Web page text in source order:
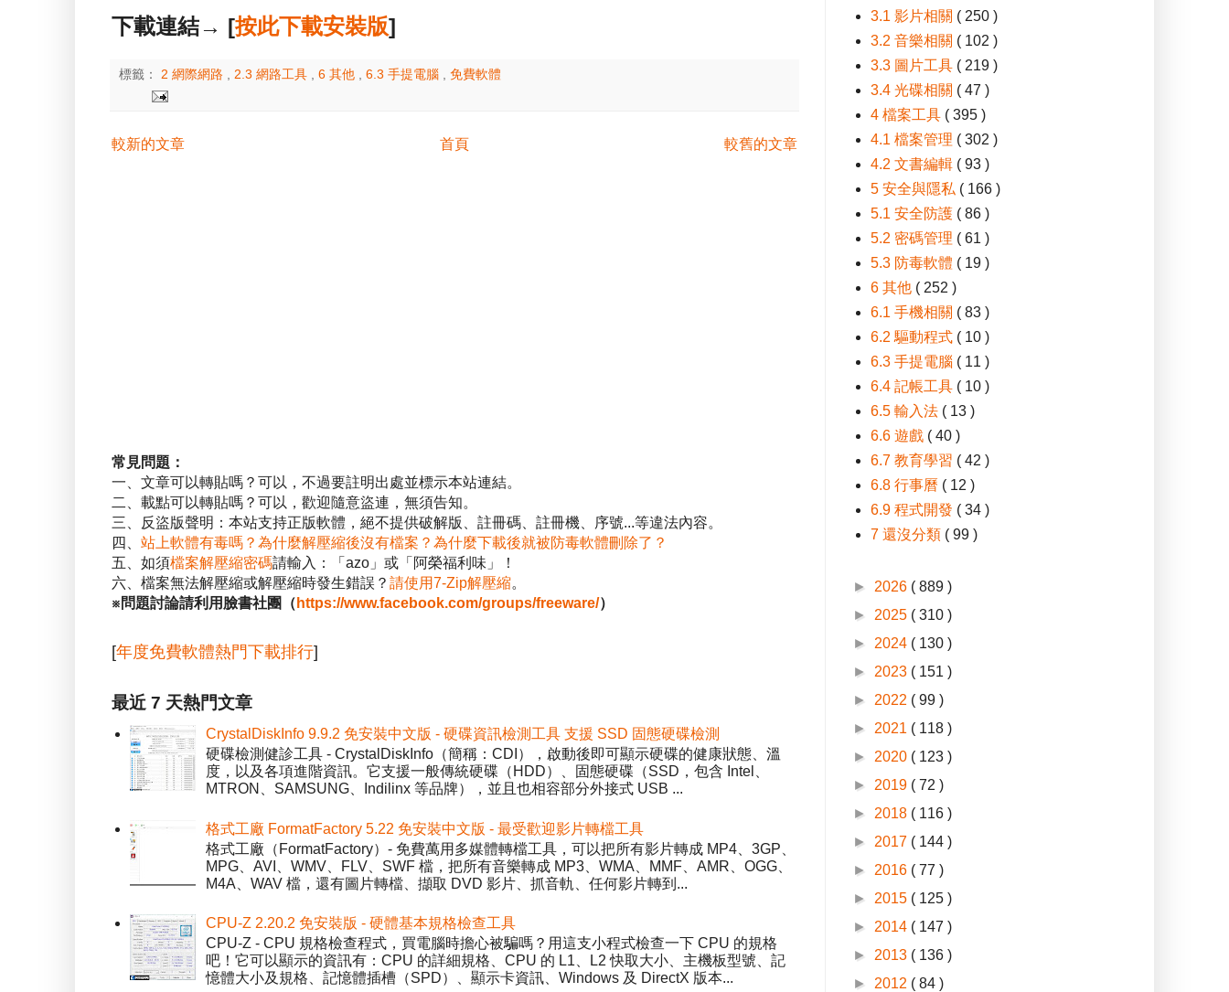
下載連結→ [按此下載安裝版]
標籤： 2 網際網路 2.3 網路工具 6 其他 6.3 手提電腦 免費軟體
較新的文章 較舊的文章
首頁
常見問題：
一、文章可以轉貼嗎？可以，不過要註明出處並標示本站連結。
二、載點可以轉貼嗎？可以，歡迎隨意盜連，無須告知。
三、反盜版聲明：本站支持正版軟體，絕不提供破解版、註冊碼、註冊機、序號...等違法內容。
四、 站上軟體有毒嗎？為什麼解壓縮後沒有檔案？為什麼下載後就被防毒軟體刪除了？
五、如須檔案解壓縮密碼請輸入：「azo」或「阿榮福利味」！
六、檔案無法解壓縮或解壓縮時發生錯誤？ 請使用7-Zip解壓縮。
※問題討論請利用臉書社團（ https://www.facebook.com/groups/freeware/）
[年度免費軟體熱門下載排行]
最近 7 天熱門文章
CrystalDiskInfo 9.9.2 免安裝中文版 - 硬碟資訊檢測工具 支援 SSD 固態硬碟檢測
硬碟檢測健診工具 - CrystalDiskInfo（簡稱：CDI），啟動後即可顯示硬碟的健康狀態、溫
度，以及各項進階資訊。它支援一般傳統硬碟（HDD）、固態硬碟（SSD，包含 Intel、
MTRON、SAMSUNG、Indilinx 等品牌），並且也相容部分外接式 USB ...
格式工廠 FormatFactory 5.22 免安裝中文版 - 最受歡迎影片轉檔工具
格式工廠（FormatFactory）- 免費萬用多媒體轉檔工具，可以把所有影片轉成 MP4、3GP、
MPG、AVI、WMV、FLV、SWF 檔，把所有音樂轉成 MP3、WMA、MMF、AMR、OGG、
M4A、WAV 檔，還有圖片轉檔、擷取 DVD 影片、抓音軌、任何影片轉到...
CPU-Z 2.20.2 免安裝版 - 硬體基本規格檢查工具
CPU-Z - CPU 規格檢查程式，買電腦時擔心被騙嗎？用這支小程式檢查一下 CPU 的規格
吧！它可以顯示的資訊有：CPU 的詳細規格、CPU 的 L1、L2 快取大小、主機板型號、記
憶體大小及規格、記憶體插槽（SPD）、顯示卡資訊、Windows 及 DirectX 版本...
3.1 影片相關 ( 250 )
3.2 音樂相關 ( 102 )
3.3 圖片工具 ( 219 )
3.4 光碟相關 ( 47 )
4 檔案工具 ( 395 )
4.1 檔案管理 ( 302 )
4.2 文書編輯 ( 93 )
5 安全與隱私 ( 166 )
5.1 安全防護 ( 86 )
5.2 密碼管理 ( 61 )
5.3 防毒軟體 ( 19 )
6 其他 ( 252 )
6.1 手機相關 ( 83 )
6.2 驅動程式 ( 10 )
6.3 手提電腦 ( 11 )
6.4 記帳工具 ( 10 )
6.5 輸入法 ( 13 )
6.6 遊戲 ( 40 )
6.7 教育學習 ( 42 )
6.8 行事曆 ( 12 )
6.9 程式開發 ( 34 )
7 還沒分類 ( 99 )
► 2026 ( 889 )
► 2025 ( 310 )
► 2024 ( 130 )
► 2023 ( 151 )
► 2022 ( 99 )
► 2021 ( 118 )
► 2020 ( 123 )
► 2019 ( 72 )
► 2018 ( 116 )
► 2017 ( 144 )
► 2016 ( 77 )
► 2015 ( 125 )
► 2014 ( 147 )
► 2013 ( 136 )
► 2012 ( 84 )